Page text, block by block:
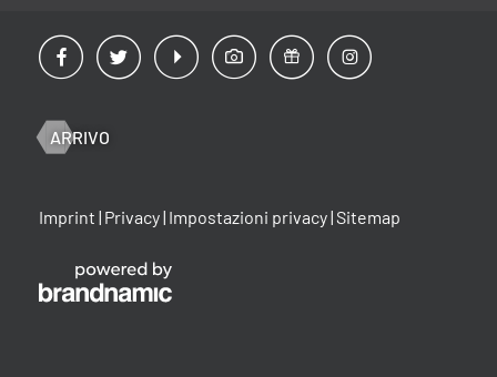
ARRIVO
Imprint | Privacy| Impostazioni privacy|Sitemap